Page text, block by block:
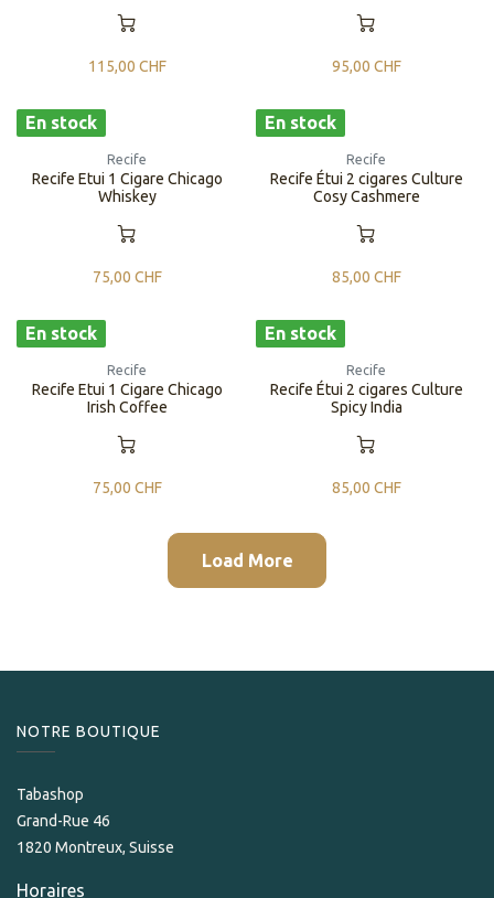
115,00 CHF 95,00 CHF
En stock
Recife
Recife Etui 1 Cigare Chicago
Whiskey
75,00 CHF
En stock
Recife
Recife Étui 2 cigares Culture
Cosy Cashmere
85,00 CHF
En stock
Recife
Recife Etui 1 Cigare Chicago
Irish Coffee
75,00 CHF
En stock
Recife
Recife Étui 2 cigares Culture
Spicy India
85,00 CHF
Load More
NOTRE BOUTIQUE
Tabashop
Grand-Rue 46
1820 Montreux, Suisse
Horaires